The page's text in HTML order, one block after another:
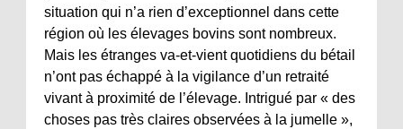
situation qui n’a rien d’exceptionnel dans cette
région où les élevages bovins sont nombreux.
Mais les étranges va-et-vient quotidiens du bétail
n’ont pas échappé à la vigilance d’un retraité
vivant à proximité de l’élevage. Intrigué par « des
choses pas très claires observées à la jumelle »,